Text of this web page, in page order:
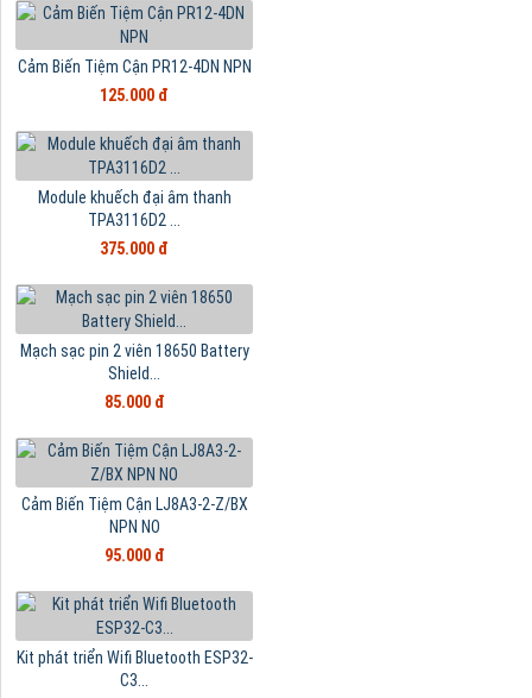
Cảm Biến Tiệm Cận PR12-4DN NPN
125.000 đ
Module khuếch đại âm thanh
TPA3116D2 ...
375.000 đ
Mạch sạc pin 2 viên 18650 Battery
Shield...
85.000 đ
Cảm Biến Tiệm Cận LJ8A3-2-Z/BX
NPN NO
95.000 đ
Kit phát triển Wifi Bluetooth ESP32-
C3...